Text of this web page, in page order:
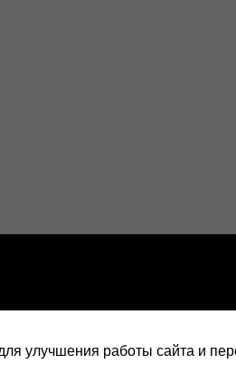
улучшения работы сайта и